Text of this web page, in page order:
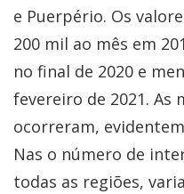
e Puerpério. Os
200 mil ao mês em
no final de 2020 e
fevereiro de 2021. As
ocorreram,
Nas o número de
todas as regiões,